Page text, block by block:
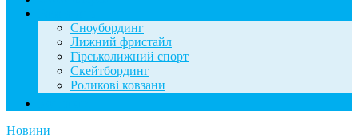
Сноубординг
Лижний фристайл
Гірськолижний спорт
Скейтбординг
Роликові ковзани
Новини